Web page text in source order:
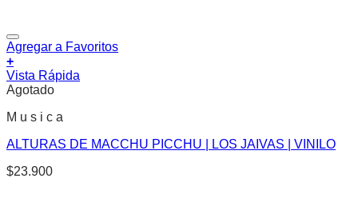
Agregar a Favoritos
+
Vista Rápida
Agotado
M u s i c a
ALTURAS DE MACCHU PICCHU | LOS JAIVAS | VINILO
$23.900